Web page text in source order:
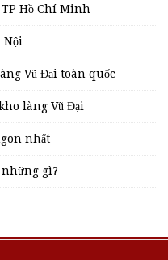
Hồ Chí Minh
Nội
Vũ Đại toàn quốc
làng Vũ Đại
nhất
những gì?